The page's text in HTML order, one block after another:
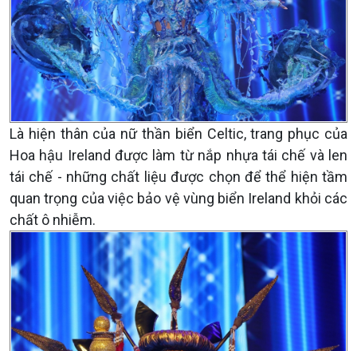
Là hiện thân của nữ thần biển Celtic, trang phục của
Hoa hậu Ireland được làm từ nắp nhựa tái chế và len
tái chế - những chất liệu được chọn để thể hiện tầm
quan trọng của việc bảo vệ vùng biển Ireland khỏi các
chất ô nhiễm.